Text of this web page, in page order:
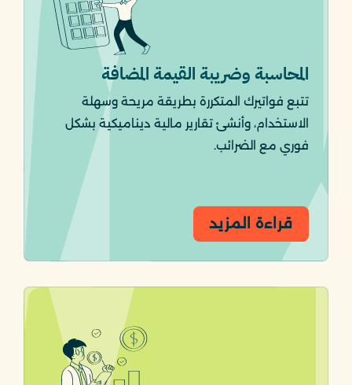
المحاسبة وضريبة القيمة المضافة
تتبع فواتيرك المتكررة بطريقة مريحة وسهلة
الاستخدام، وأنشئ تقارير مالية ديناميكية بشكل
فوري مع الضرائب.
قراءة المزيد